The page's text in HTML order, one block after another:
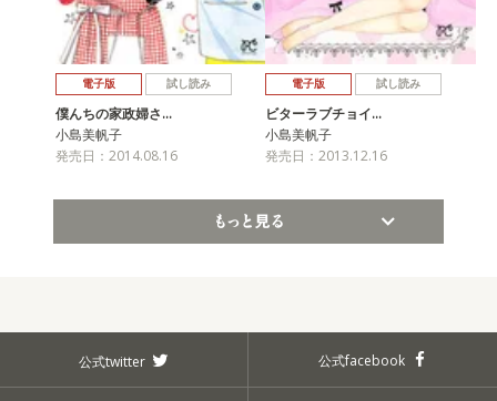
電子版 試し読み
僕んちの家政婦さ…
小島美帆子
発売日：2014.08.16
電子版 試し読み
ビターラブチョイ…
小島美帆子
発売日：2013.12.16
公式twitter 公式facebook